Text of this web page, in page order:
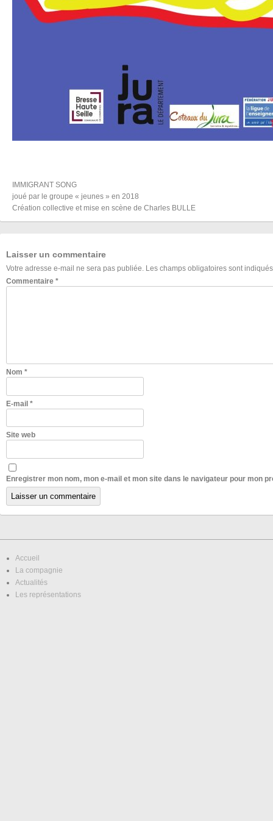
IMMIGRANT SONG
joué par le groupe « jeunes » en 2018
Création collective et mise en scène de Charles BULLE
Laisser un commentaire
Votre adresse e-mail ne sera pas publiée. Les champs obligatoires sont
Commentaire *
Nom *
E-mail *
Site web
Enregistrer mon nom, mon e-mail et mon site dans le navigateur pour mon
Accueil
La compagnie
Actualités
Les représentations